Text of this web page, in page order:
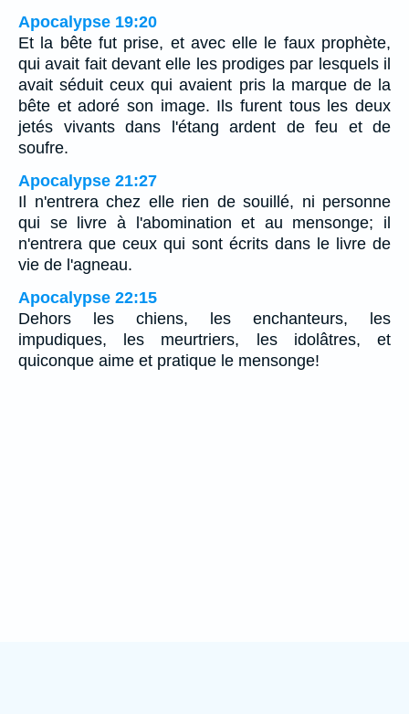
Apocalypse 19:20
Et la bête fut prise, et avec elle le faux prophète,
qui avait fait devant elle les prodiges par lesquels il
avait séduit ceux qui avaient pris la marque de la
bête et adoré son image. Ils furent tous les deux
jetés vivants dans l'étang ardent de feu et de
soufre.
Apocalypse 21:27
Il n'entrera chez elle rien de souillé, ni personne
qui se livre à l'abomination et au mensonge; il
n'entrera que ceux qui sont écrits dans le livre de
vie de l'agneau.
Apocalypse 22:15
Dehors les chiens, les enchanteurs, les
impudiques, les meurtriers, les idolâtres, et
quiconque aime et pratique le mensonge!